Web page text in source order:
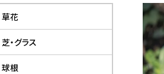
草花
芝・グラス
球根